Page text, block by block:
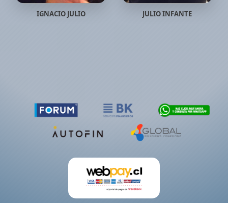
IGNACIO JULIO JULIO INFANTE